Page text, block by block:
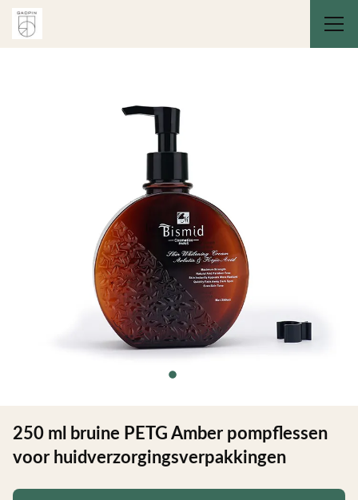
250 ml bruine PETG Amber pompflessen
voor huidverzorgingsverpakkingen